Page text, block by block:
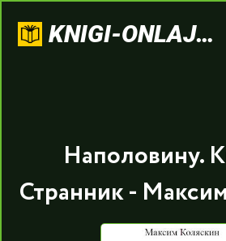
KNIGI-ONLAJN.COM
Наполовину.
Странник -